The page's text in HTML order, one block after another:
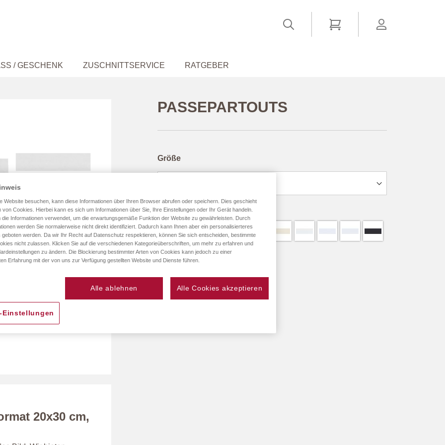
Mein Warenkorb
/ GESCHENK ZUSCHNITTSERVICE RATGEBER
PASSEPARTOUTS
ab
Größe
Farbe
20x30 cm,
Website besuchen, kann diese Informationen über Ihren Browser abrufen oder speichern. Dies geschieht
von Cookies. Hierbei kann es sich um Informationen über Sie, Ihre Einstellungen oder Ihr Gerät handeln.
die Informationen verwendet, um die erwartungsgemäße Funktion der Website zu gewährleisten. Durch
werden Sie normalerweise nicht direkt identifiziert. Dadurch kann Ihnen aber ein personalisierteres
geboten werden. Da wir Ihr Recht auf Datenschutz respektieren, können Sie sich entscheiden, bestimmte
nicht zulassen. Klicken Sie auf die verschiedenen Kategorieüberschriften, um mehr zu erfahren und
zu ändern. Die Blockierung bestimmter Arten von Cookies kann jedoch zu einer
Erfahrung mit der von uns zur Verfügung gestellten Website und Dienste führen.
Alle ablehnen Alle Cookies akzeptieren
Einstellungen